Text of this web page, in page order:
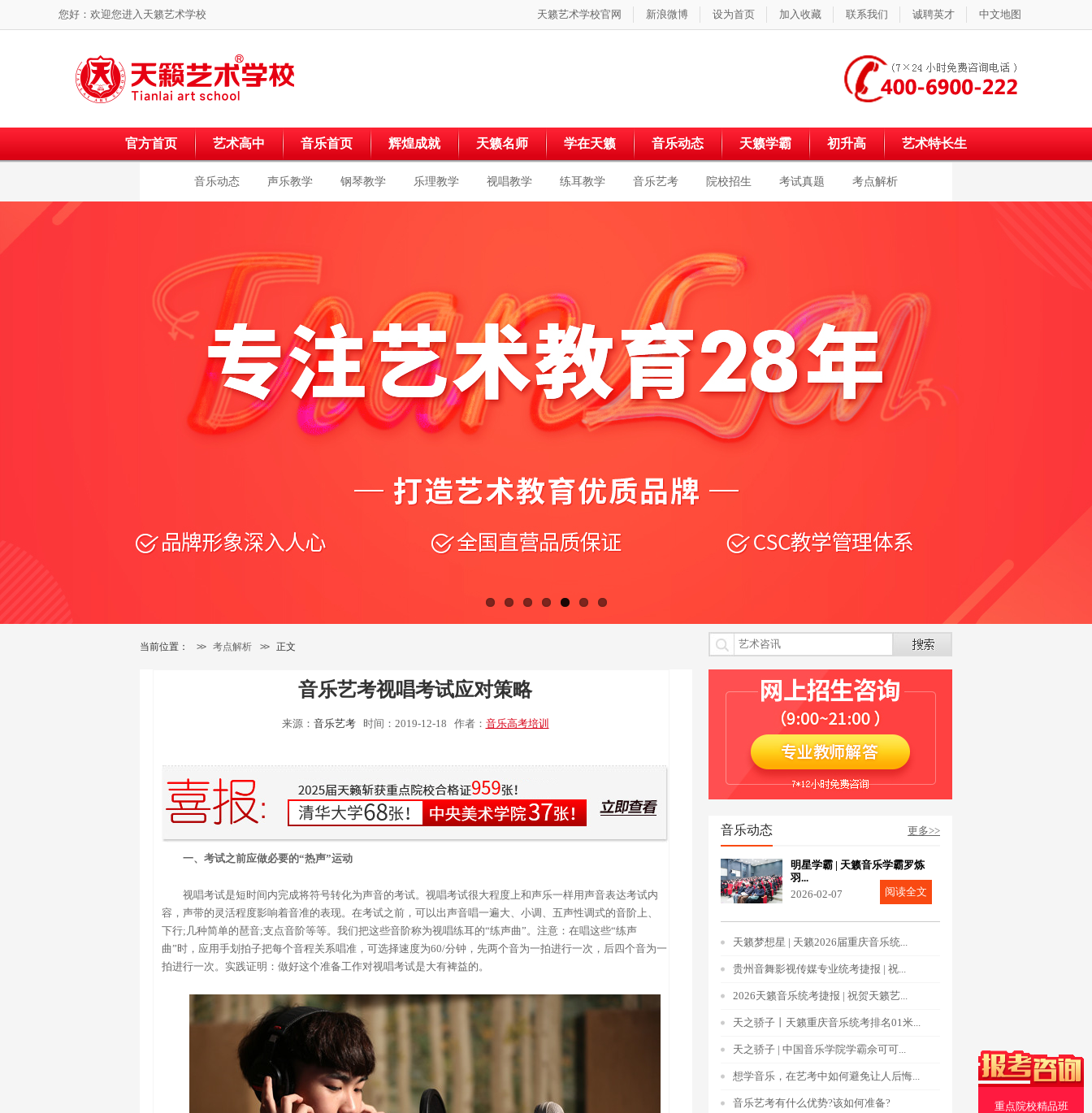
您好：欢迎您进入 天籁艺术学校 天籁艺术学校官网 新浪微博 设为首页 加入收藏 联系我们 诚聘英才 中文地图
官方首页 艺术高中 音乐首页 辉煌成就 天籁名师 学在天籁 音乐动态 天籁学霸 初升高 艺术特长生
音乐动态 声乐教学 钢琴教学 乐理教学 视唱教学 练耳教学 音乐艺考 院校招生 考试真题 考点解析
当前位置： >> 考点解析 >> 正文
音乐艺考视唱考试应对策略
来源： 音乐艺考 时间：2019-12-18 作者： 音乐高考培训
一、考试之前应做必要的“热声”运动
视唱考试是短时间内完成将符号转化为声音的考试。视唱考试很大程度上和声乐一样用声音表达考试内
容，声带的灵活程度影响着音准的表现。在考试之前，可以出声音唱一遍大、小调、五声性调式的音阶上、
下行;几种简单的琶音;支点音阶等等。我们把这些音阶称为视唱练耳的“练声曲”。注意：在唱这些“练声
曲”时，应用手划拍子把每个音程关系唱准，可选择速度为60/分钟，先两个音为一拍进行一次，后四个音为一
拍进行一次。实践证明：做好这个准备工作对视唱考试是大有裨益的。
音乐动态 更多>>
明星学霸 | 天籁音乐学霸罗炼
羽...
2026-02-07
阅读全文
天籁梦想星 | 天籁2026届重庆音乐统...
贵州音舞影视传媒专业统考捷报 | 祝...
2026天籁音乐统考捷报 | 祝贺天籁艺...
天之骄子丨天籁重庆音乐统考排名01米...
天之骄子 | 中国音乐学院学霸佘可可...
想学音乐，在艺考中如何避免让人后悔...
音乐艺考有什么优势?该如何准备? 重点院校精品班